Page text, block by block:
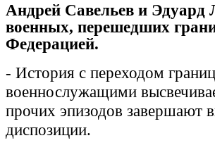
Андрей Савельев и Эдуард
военных, перешедших
Федерацией.
- История с переходом
военнослужащими
прочих эпизодов завершают
диспозиции.